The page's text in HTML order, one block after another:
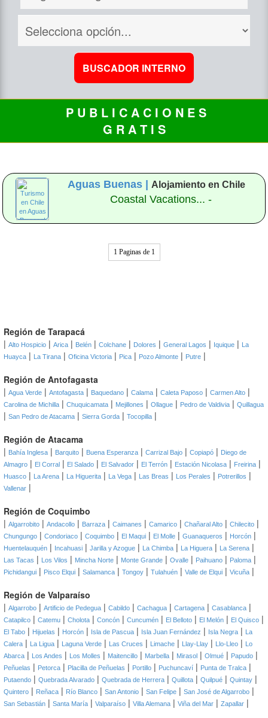
P U B L I C A C I O N E S
G R A T I S
Aguas Buenas |Alojamiento en Chile
Coastal Vacations... -
1 Paginas de 1
Región de Tarapacá
| Alto Hospicio | Arica | Belén | Colchane | Dolores | General Lagos | Iquique |
La
Huayca | La Tirana | Oficina Victoria | Pica | Pozo Almonte | Putre |
Región de Antofagasta
| Agua Verde | Antofagasta | Baquedano | Calama | Caleta Paposo | Carmen Alto |
Carolina de Michilla | Chuquicamata | Mejillones | Ollague | Pedro de Valdivia | Quillagua
| San Pedro de Atacama | Sierra Gorda | Tocopilla |
Región de Atacama
| Bahía Inglesa | Barquito | Buena Esperanza | Carrizal Bajo | Copiapó | Diego de
Almagro | El Corral | El Salado | El Salvador | El Terrón | Estación Nicolasa | Freirina |
Huasco | La Arena | La Higuerita | La Vega | Las Breas | Los Perales | Potrerillos |
Vallenar |
Región de Coquimbo
| Algarrobito | Andacollo | Barraza | Caimanes | Camarico | Chañaral Alto | Chilecito |
Chungungo | Condoriaco | Coquimbo | El Maqui | El Molle | Guanaqueros | Horcón |
Huentelauquén | Incahuasi | Jarilla y Azogue | La Chimba | La Higuera | La Serena |
Las Tacas | Los Vilos | Mincha Norte | Monte Grande | Ovalle | Paihuano | Paloma |
Pichidangui | Pisco Elqui | Salamanca | Tongoy | Tulahuén | Valle de Elqui | Vicuña |
Región de Valparaíso
| Algarrobo | Artificio de Pedegua | Cabildo | Cachagua | Cartagena | Casablanca |
Catapilco | Catemu | Cholota | Concón | Cuncumén | El Belloto | El Melón | El Quisco |
El Tabo | Hijuelas | Horcón | Isla de Pascua | Isla Juan Fernández | Isla Negra |
La
Calera | La Ligua | Laguna Verde | Las Cruces | Limache | Llay-Llay | Llo-Lleo |
Lo
Abarca | Los Andes | Los Molles | Maitencillo | Marbella | Mirasol | Olmué | Papudo |
Peñuelas | Petorca | Placilla de Peñuelas | Portillo | Puchuncaví | Punta de Tralca |
Putaendo | Quebrada Alvarado | Quebrada de Herrera | Quillota | Quilpué | Quintay |
Quintero | Reñaca | Río Blanco | San Antonio | San Felipe | San José de Algarrobo |
San Sebastián | Santa María | Valparaíso | Villa Alemana | Viña del Mar | Zapallar |